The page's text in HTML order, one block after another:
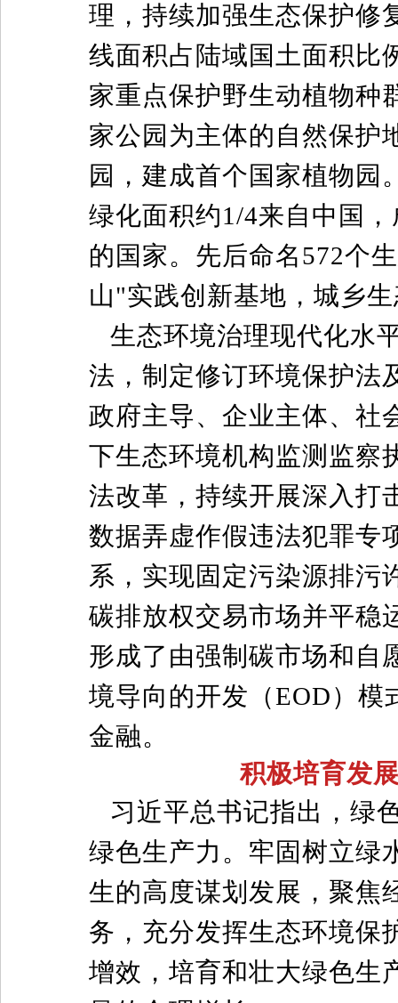
理，持续加强生态保护修
线面积占陆域国土面积比
家重点保护野生动植物种
家公园为主体的自然保护
园，建成首个国家植物园
绿化面积约1/4来自中国
的国家。先后命名572个
山"实践创新基地，城乡
生态环境治理现代化水
法，制定修订环境保护法
政府主导、企业主体、社
下生态环境机构监测监察
法改革，持续开展深入打
数据弄虚作假违法犯罪专
系，实现固定污染源排污
碳排放权交易市场并平稳
形成了由强制碳市场和自
境导向的开发（EOD）
金融。
积极培育发
习近平总书记指出，绿
绿色生产力。牢固树立绿
生的高度谋划发展，聚焦
务，充分发挥生态环境保
增效，培育和壮大绿色生